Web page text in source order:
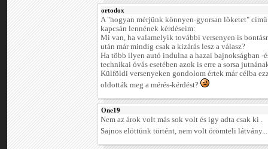
ortodox
A "hogyan mérjünk könnyen-gyorsan löketet"
kapcsán lennének kérdéseim:
Mi van, ha valamelyik további versenyen is
után már mindig csak a kizárás lesz a válasz?
Ha több ilyen autó indulna a hazai bajnokságban -
technikai óvás esetében azok is erre a sorsa
Külföldi versenyeken gondolom értek már célba
oldották meg a mérés-kérdést?
One19
Nem az árok volt más sok volt és igy adta csak ki .
Sajnos elöttünk történt, nem volt örömteli